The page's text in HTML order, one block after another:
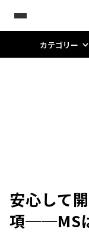
カテゴリー
安心して
項──MS